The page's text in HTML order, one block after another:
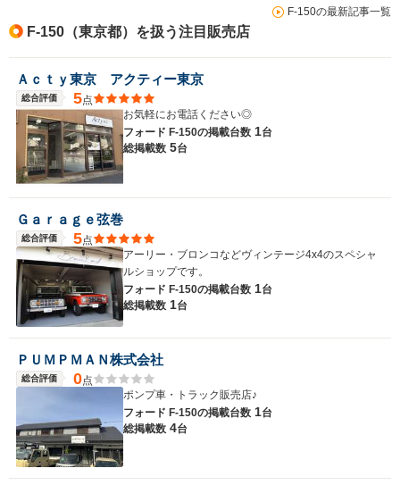
F-150の最新記事一覧
F-150（東京都）を扱う注目販売店
Ａｃｔｙ東京 アクティー東京
総合評価 5点
お気軽にお電話ください◎
フォード F-150の掲載台数 1台
総掲載数 5台
Ｇａｒａｇｅ弦巻
総合評価 5点
アーリー・ブロンコなどヴィンテージ4x4のスペシャ
ルショップです。
フォード F-150の掲載台数 1台
総掲載数 1台
ＰＵＭＰＭＡＮ株式会社
総合評価 0点
ポンプ車・トラック販売店♪
フォード F-150の掲載台数 1台
総掲載数 4台